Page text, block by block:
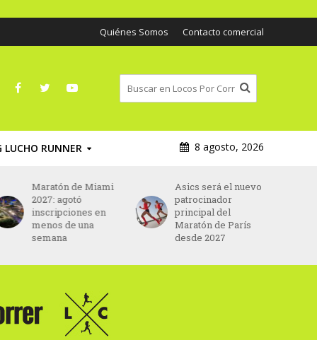
Quiénes Somos Contacto comercial
LUCHO RUNNER 8 agosto, 2026
Maratón de Miami
2027: agotó
inscripciones en
menos de una
semana
Asics será el nuevo
patrocinador
principal del
Maratón de París
desde 2027